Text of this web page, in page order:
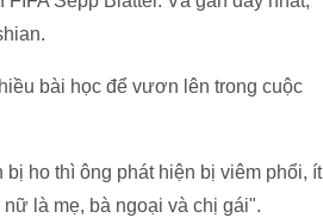
bài học để vươn lên trong cuộc
ho thì ông phát hiện bị viêm phổi, ít
là mẹ, bà ngoại và chị gái".